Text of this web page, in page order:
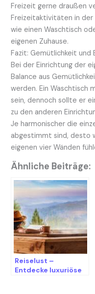
Freizeit gerne draußen
Freizeitaktivitäten in der
wie einen Waschtisch
eigenen Zuhause.
Fazit: Gemütlichkeit und
Bei der Einrichtung der
Balance aus
werden. Ein Waschtisch
sein, dennoch sollte er
zu den anderen
Je harmonischer die
abgestimmt sind, desto
eigenen vier Wänden
Ähnliche Beiträge:
Reiselust –
Entdecke luxuriöse